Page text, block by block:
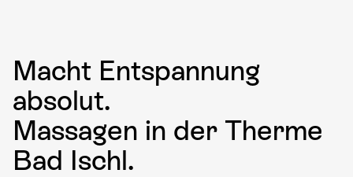
Macht Entspannung
absolut.
Massagen in der Therme
Bad Ischl.